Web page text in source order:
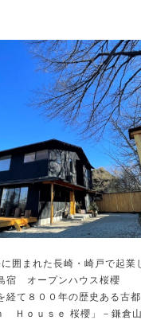
に囲まれた長崎・崎戸で起業
宿 オープンハウス桜櫻
経て８００年の歴史ある古
Ｈｏｕｓｅ 桜櫻」－鎌倉